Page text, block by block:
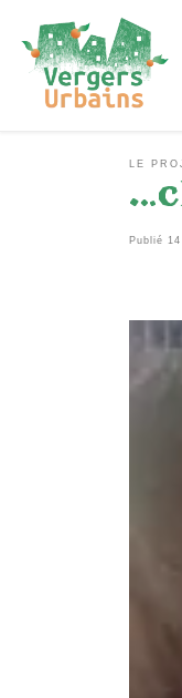
Passer au contenu
LE
Publié